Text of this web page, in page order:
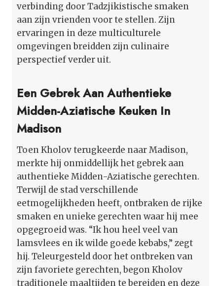
verbinding door Tadzjikistische smaken
aan zijn vrienden voor te stellen. Zijn
ervaringen in deze multiculturele
omgevingen breidden zijn culinaire
perspectief verder uit.
Een Gebrek Aan Authentieke
Midden-Aziatische Keuken In
Madison
Toen Kholov terugkeerde naar Madison,
merkte hij onmiddellijk het gebrek aan
authentieke Midden-Aziatische gerechten.
Terwijl de stad verschillende
eetmogelijkheden heeft, ontbraken de rijke
smaken en unieke gerechten waar hij mee
opgegroeid was. “Ik hou heel veel van
lamsvlees en ik wilde goede kebabs,” zegt
hij. Teleurgesteld door het ontbreken van
zijn favoriete gerechten, begon Kholov
traditionele maaltijden te bereiden en deze